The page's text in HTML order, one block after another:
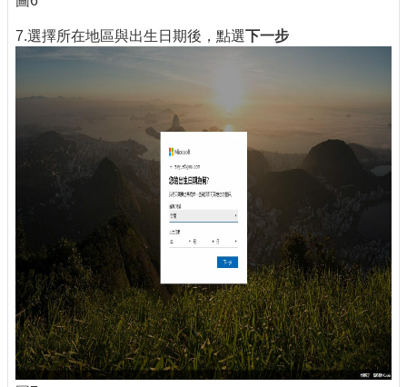
7.選擇所在地區與出生日期後，點選下一步